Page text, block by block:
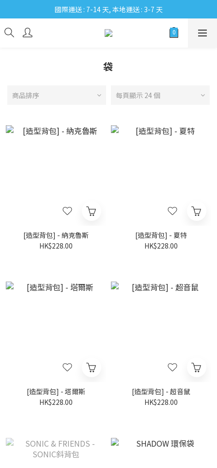
國際運送 : 7-14 天, 本地運送 : 3-7 天
袋
商品排序 每頁顯示 24 個
[造型背包] - 納克魯斯
HK$228.00
[造型背包] - 夏特
HK$228.00
[造型背包] - 塔爾斯
HK$228.00
[造型背包] - 超音鼠
HK$228.00